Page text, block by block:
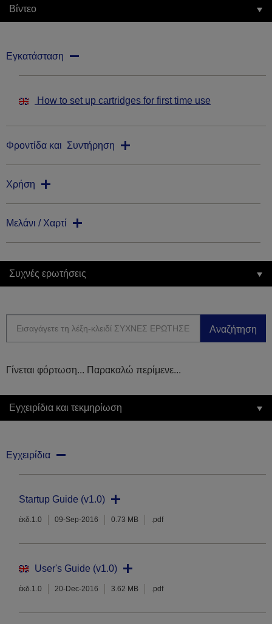
Βίντεο
Εγκατάσταση
How to set up cartridges for first time use
Φροντίδα και Συντήρηση
Χρήση
Μελάνι / Χαρτί
Συχνές ερωτήσεις
Αναζήτηση
Γίνεται φόρτωση... Παρακαλώ περίμενε...
Εγχειρίδια και τεκμηρίωση
Εγχειρίδια
Startup Guide (v1.0)
έκδ.1.0 09-Sep-2016 0.73 MB .pdf
User's Guide (v1.0)
έκδ.1.0 20-Dec-2016 3.62 MB .pdf